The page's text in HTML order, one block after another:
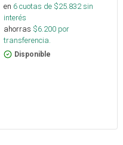
en 6cuotas de $25.832sin
interés
ahorras $6.200 por
transferencia.
Disponible